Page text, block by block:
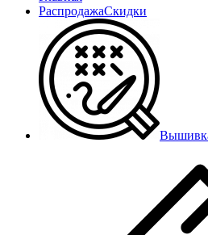
РаспродажаСкидки